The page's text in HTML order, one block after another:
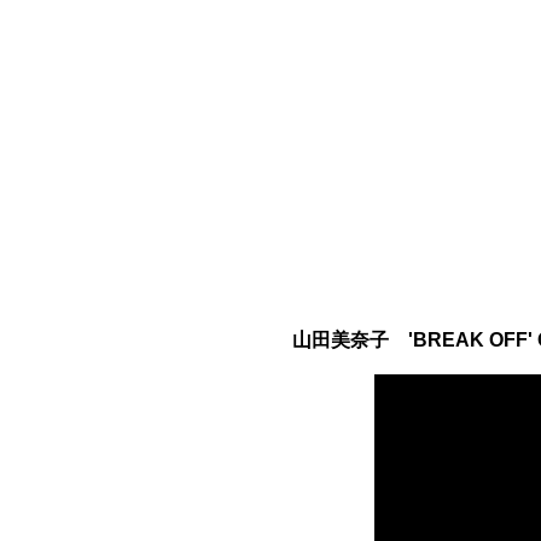
山田美奈子 'BREAK OFF'